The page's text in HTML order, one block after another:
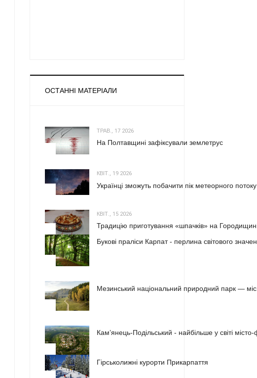
ОСТАННІ МАТЕРІАЛИ
ТРАВ., 17 2026
На Полтавщині зафіксували землетрус
КВІТ., 19 2026
Українці зможуть побачити пік метеорного
КВІТ., 15 2026
Традицію приготування «шпачків» на
Букові праліси Карпат - перлина світового
Мезинський національний природний парк —
Кам’янець-Подільський - найбільше у світі
Гірськолижні курорти Прикарпаття